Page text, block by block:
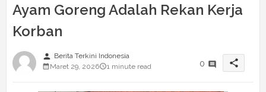
Ayam Goreng Adalah Rekan Kerja
Korban
person Berita Terkini Indonesia
Maret 29, 2026
1 minute read 0 share